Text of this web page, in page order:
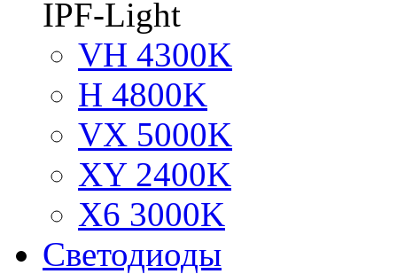
IPF-Light
VH 4300K
H 4800K
VX 5000K
XY 2400K
X6 3000K
Светодиоды